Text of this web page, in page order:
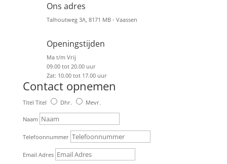
Ons adres
Talhoutweg 3A, 8171 MB - Vaassen
Openingstijden
Ma t/m Vrij
09.00 tot 20.00 uur
Zat: 10.00 tot 17.00 uur
Contact opnemen
Titel Titel Dhr. Mevr.
Naam
Telefoonnummer
Email Adres